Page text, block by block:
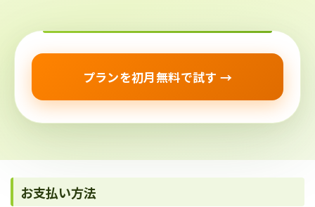
プランを初月無料で試す →
お支払い方法